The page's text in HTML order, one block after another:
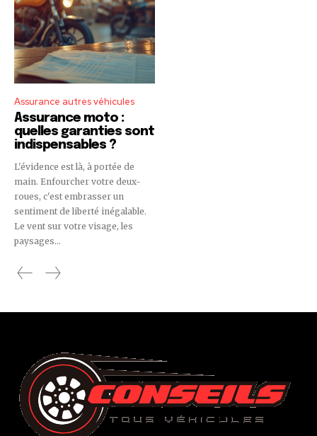
Assurance autres véhicules
Assurance moto :
quelles garanties sont
indispensables ?
L'évidence est là, à portée de
main. Enfourcher votre deux-
roues, c'est embrasser un
sentiment de liberté inégalable.
Le vent sur votre visage, les
paysages...